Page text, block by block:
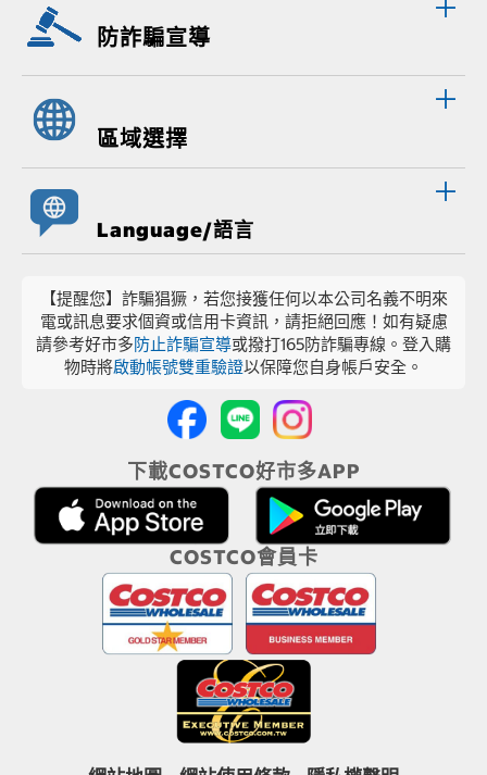
防詐騙宣導
區域選擇
Language/語言
【提醒您】詐騙猖獗，若您接獲任何以本公司名義不明來
電或訊息要求個資或信用卡資訊，請拒絕回應！如有疑慮
請參考好市多防止詐騙宣導或撥打165防詐騙專線。登入購
物時將啟動帳號雙重驗證以保障您自身帳戶安全。
下載COSTCO好市多APP
COSTCO會員卡